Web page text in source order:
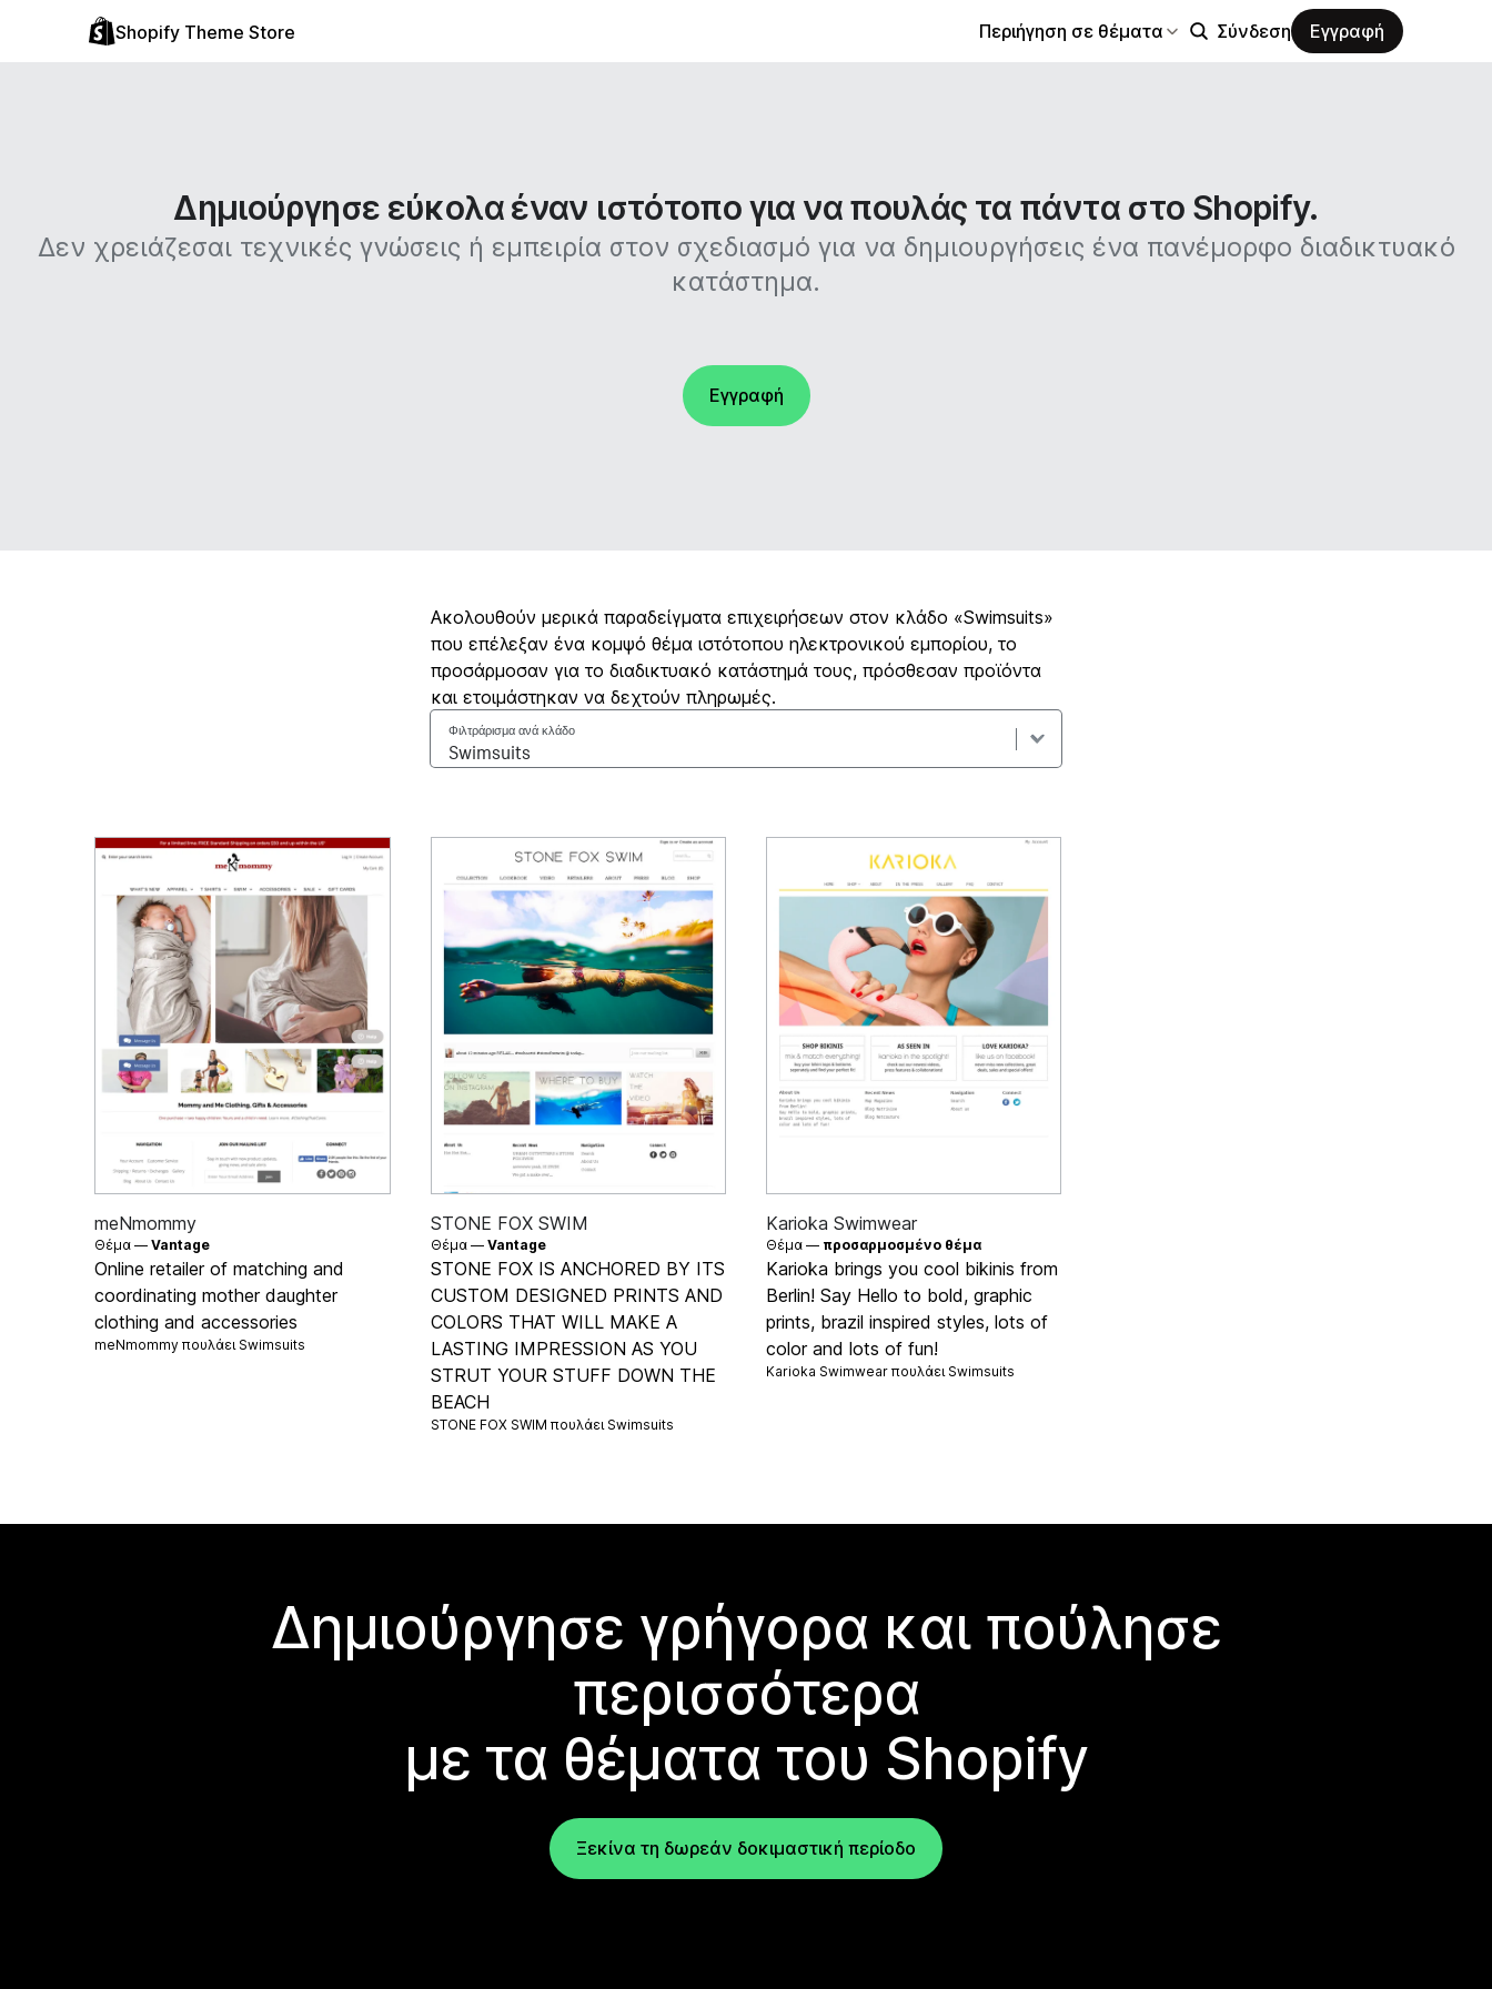
Shopify Theme Store Περιήγηση σε θέματα Σύνδεση Εγγραφή
Δημιούργησε εύκολα έναν ιστότοπο για να πουλάς τα πάντα στο Shopify.
Δεν χρειάζεσαι τεχνικές γνώσεις ή εμπειρία στον σχεδιασμό για να δημιουργήσεις ένα πανέμορφο διαδικτυακό
κατάστημα.
Εγγραφή
Ακολουθούν μερικά παραδείγματα επιχειρήσεων στον κλάδο «Swimsuits»
που επέλεξαν ένα κομψό θέμα ιστότοπου ηλεκτρονικού εμπορίου, το
προσάρμοσαν για το διαδικτυακό κατάστημά τους, πρόσθεσαν προϊόντα
και ετοιμάστηκαν να δεχτούν πληρωμές.
Φιλτράρισμα ανά κλάδο
meNmommy
Θέμα —Vantage
Online retailer of matching and
coordinating mother daughter
clothing and accessories
meNmommy πουλάει Swimsuits
STONE FOX SWIM
Θέμα — Vantage
STONE FOX IS ANCHORED BY ITS
CUSTOM DESIGNED PRINTS AND
COLORS THAT WILL MAKE A
LASTING IMPRESSION AS YOU
STRUT YOUR STUFF DOWN THE
BEACH
STONE FOX SWIM πουλάει Swimsuits
Karioka Swimwear
Θέμα — προσαρμοσμένο θέμα
Karioka brings you cool bikinis from
Berlin! Say Hello to bold, graphic
prints, brazil inspired styles, lots of
color and lots of fun!
Karioka Swimwear πουλάει Swimsuits
Δημιούργησε γρήγορα και πούλησε
περισσότερα
με τα θέματα του Shopify
Ξεκίνα τη δωρεάν δοκιμαστική περίοδο